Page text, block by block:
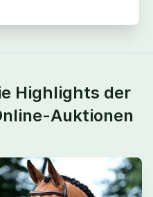
Highlights der
Auktionen